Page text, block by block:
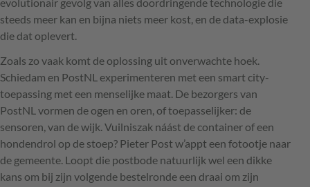
steeds meer kan en bijna niets meer kost, en de data-explosie
die dat oplevert.
Zoals zo vaak komt de oplossing uit onverwachte hoek.
Schiedam en PostNL experimenteren met een smart city-
toepassing met een menselijke maat. De bezorgers van
PostNL vormen de ogen en oren, of toepasselijker: de
sensoren, van de wijk. Vuilniszak náást de container of een
hondendrol op de stoep? Pieter Post w’appt een fotootje naar
de gemeente. Loopt die postbode natuurlijk wel een dikke
kans om bij zijn volgende bestelronde een draai om zijn